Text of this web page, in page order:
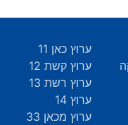
ערוץ כאן 11
ערוץ קשת 12
ערוץ רשת 13
ערוץ 14
ערוץ מכאן 33